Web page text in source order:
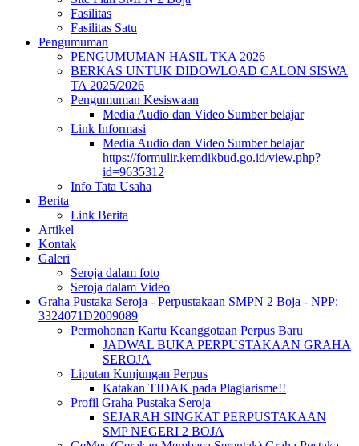
Fasilitas
Fasilitas Satu
Pengumuman
PENGUMUMAN HASIL TKA 2026
BERKAS UNTUK DIDOWLOAD CALON SISWA
TA 2025/2026
Pengumuman Kesiswaan
Media Audio dan Video Sumber belajar
Link Informasi
Media Audio dan Video Sumber belajar
https://formulir.kemdikbud.go.id/view.php?
id=9635312
Info Tata Usaha
Berita
Link Berita
Artikel
Kontak
Galeri
Seroja dalam foto
Seroja dalam Video
Graha Pustaka Seroja - Perpustakaan SMPN 2 Boja - NPP:
3324071D2009089
Permohonan Kartu Keanggotaan Perpus Baru
JADWAL BUKA PERPUSTAKAAN GRAHA
SEROJA
Liputan Kunjungan Perpus
Katakan TIDAK pada Plagiarisme!!
Profil Graha Pustaka Seroja
SEJARAH SINGKAT PERPUSTAKAAN
SMP NEGERI 2 BOJA